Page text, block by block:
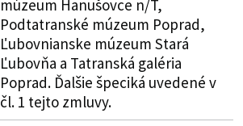
múzeum Hanušovce n/T,
Podtatranské múzeum Poprad,
Ľubovnianske múzeum Stará
Ľubovňa a Tatranská galéria
Poprad. Ďalšie špeciká uvedené v
čl. 1 tejto zmluvy.